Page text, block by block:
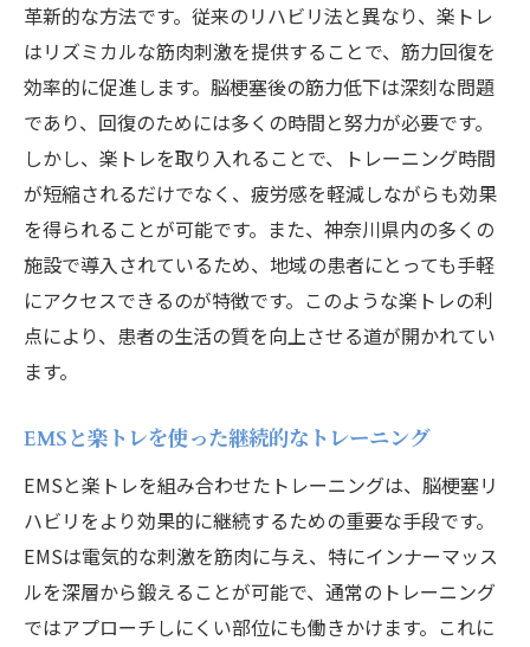
革新的な方法です。従来のリハビリ法と異なり、楽トレ
はリズミカルな筋肉刺激を提供することで、筋力回復を
効率的に促進します。脳梗塞後の筋力低下は深刻な問題
であり、回復のためには多くの時間と努力が必要です。
しかし、楽トレを取り入れることで、トレーニング時間
が短縮されるだけでなく、疲労感を軽減しながらも効果
を得られることが可能です。また、神奈川県内の多くの
施設で導入されているため、地域の患者にとっても手軽
にアクセスできるのが特徴です。このような楽トレの利
点により、患者の生活の質を向上させる道が開かれてい
ます。
EMSと楽トレを使った継続的なトレーニング
EMSと楽トレを組み合わせたトレーニングは、脳梗塞リ
ハビリをより効果的に継続するための重要な手段です。
EMSは電気的な刺激を筋肉に与え、特にインナーマッス
ルを深層から鍛えることが可能で、通常のトレーニング
ではアプローチしにくい部位にも働きかけます。これに